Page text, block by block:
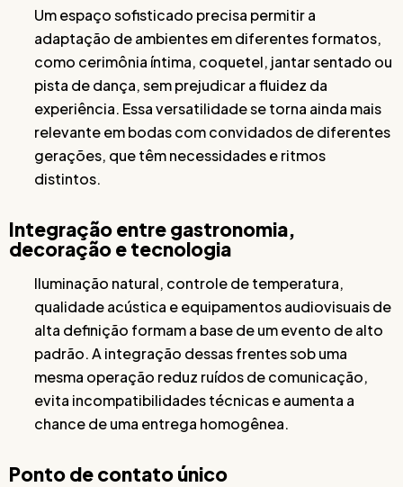
Um espaço sofisticado precisa permitir a
adaptação de ambientes em diferentes formatos,
como cerimônia íntima, coquetel, jantar sentado ou
pista de dança, sem prejudicar a fluidez da
experiência. Essa versatilidade se torna ainda mais
relevante em bodas com convidados de diferentes
gerações, que têm necessidades e ritmos
distintos.
Integração entre gastronomia,
decoração e tecnologia
Iluminação natural, controle de temperatura,
qualidade acústica e equipamentos audiovisuais de
alta definição formam a base de um evento de alto
padrão. A integração dessas frentes sob uma
mesma operação reduz ruídos de comunicação,
evita incompatibilidades técnicas e aumenta a
chance de uma entrega homogênea.
Ponto de contato único